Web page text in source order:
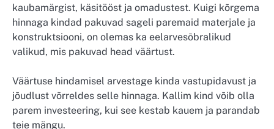
kaubamärgist, käsitööst ja omadustest. Kuigi kõrgema
hinnaga kindad pakuvad sageli paremaid materjale ja
konstruktsiooni, on olemas ka eelarvesõbralikud
valikud, mis pakuvad head väärtust.
Väärtuse hindamisel arvestage kinda vastupidavust ja
jõudlust võrreldes selle hinnaga. Kallim kind võib olla
parem investeering, kui see kestab kauem ja parandab
teie mängu.